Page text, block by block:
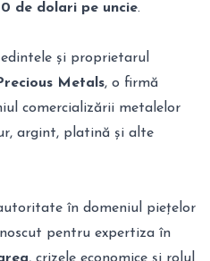
de dolari pe uncie.
și proprietarul
Metals, o firmă
comercializării metalelor
argint, platină și alte
în domeniul piețelor
pentru expertiza în